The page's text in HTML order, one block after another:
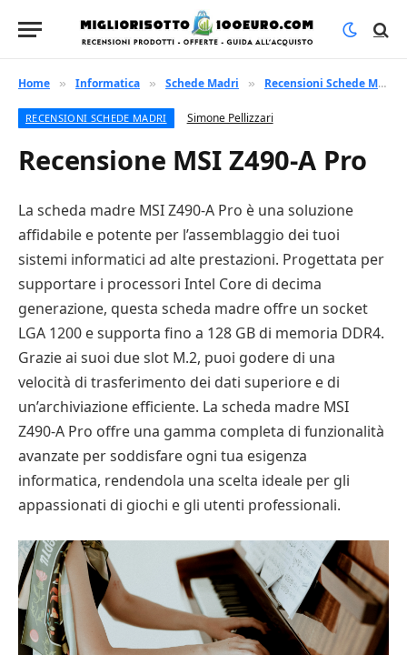
Home » Informatica » Schede Madri » Recensioni Schede Madri
RECENSIONI SCHEDE MADRI Simone Pellizzari
Recensione MSI Z490-A Pro
La scheda madre MSI Z490-A Pro è una soluzione
affidabile e potente per l’assemblaggio dei tuoi
sistemi informatici ad alte prestazioni. Progettata per
supportare i processori Intel Core di decima
generazione, questa scheda madre offre un socket
LGA 1200 e supporta fino a 128 GB di memoria DDR4.
Grazie ai suoi due slot M.2, puoi godere di una
velocità di trasferimento dei dati superiore e di
un’archiviazione efficiente. La scheda madre MSI
Z490-A Pro offre una gamma completa di funzionalità
avanzate per soddisfare ogni tua esigenza
informatica, rendendola una scelta ideale per gli
appassionati di giochi e gli utenti professionali.